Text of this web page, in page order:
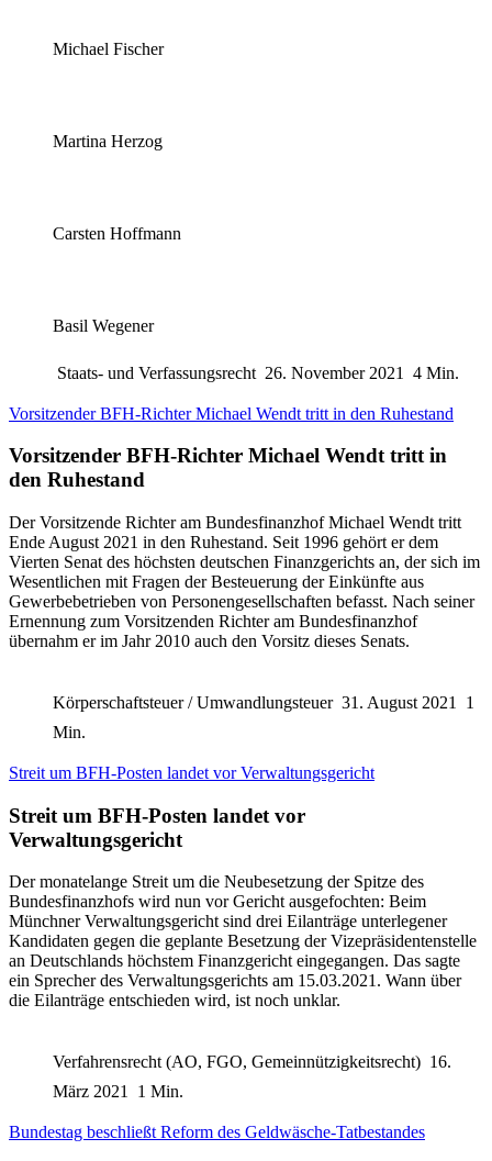
Michael Fischer
Martina Herzog
Carsten Hoffmann
Basil Wegener
Staats- und Verfassungsrecht 26. November 2021 4 Min.
Vorsitzender BFH-Richter Michael Wendt tritt in den Ruhestand
Vorsitzender BFH-Richter Michael Wendt tritt in
den Ruhestand
Der Vorsitzende Richter am Bundesfinanzhof Michael Wendt tritt
Ende August 2021 in den Ruhestand. Seit 1996 gehört er dem
Vierten Senat des höchsten deutschen Finanzgerichts an, der sich im
Wesentlichen mit Fragen der Besteuerung der Einkünfte aus
Gewerbebetrieben von Personengesellschaften befasst. Nach seiner
Ernennung zum Vorsitzenden Richter am Bundesfinanzhof
übernahm er im Jahr 2010 auch den Vorsitz dieses Senats.
Körperschaftsteuer / Umwandlungsteuer 31. August 2021
1
Min.
Streit um BFH-Posten landet vor Verwaltungsgericht
Streit um BFH-Posten landet vor
Verwaltungsgericht
Der monatelange Streit um die Neubesetzung der Spitze des
Bundesfinanzhofs wird nun vor Gericht ausgefochten: Beim
Münchner Verwaltungsgericht sind drei Eilanträge unterlegener
Kandidaten gegen die geplante Besetzung der Vizepräsidentenstelle
an Deutschlands höchstem Finanzgericht eingegangen. Das sagte
ein Sprecher des Verwaltungsgerichts am 15.03.2021. Wann über
die Eilanträge entschieden wird, ist noch unklar.
Verfahrensrecht (AO, FGO, Gemeinnützigkeitsrecht) 16.
März 2021
1 Min.
Bundestag beschließt Reform des Geldwäsche-Tatbestandes